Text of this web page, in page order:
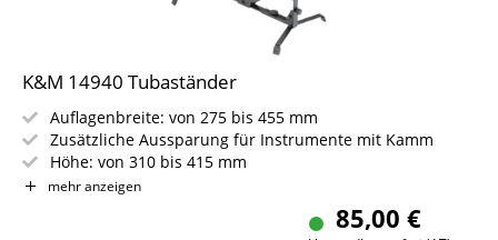
K&M 14940 Tubaständer
Auflagenbreite: von 275 bis 455 mm
Zusätzliche Aussparung für Instrumente mit Kamm
Höhe: von 310 bis 415 mm
Passend für deutsche und englische Tuben
mehr anzeigen
85,00 €